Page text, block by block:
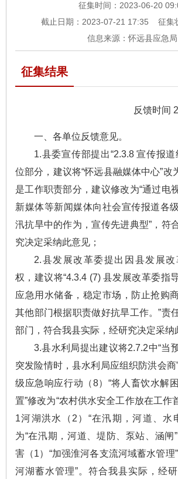
征集时间： 2023-06-20
截止日期： 2023-07-21 17:35 征集
信息来源：怀远县应急局
征集结果
反馈时间
一、各单位反馈意见。
1.县委宣传部提出“2.3.8 宣传报
位部分，建议将“怀远县融媒体中心”改
是工作职责部分，建议修改为“通过电
新媒体等新闻媒体向社会宣传报道各
汛抗旱中的作为，宣传先进典型”，符
究决定采纳此意见；
2.县发展改革委提出因县发展
权，建议将“4.3.4 (7) 县发展改革委指
应急用水储备，稳定市场，防止抢购
其他部门根据职责做好抗旱工作。”责
部门，符合我县实际，经研究决定采纳
3.县水利局提出建议将2.7.2中“当
突发险情时，县水利局应组织防洪会商
级应急响应行动（8）“将人畜饮水解
置”修改为“农村供水安全工作放在工作
1河湖洪水（2）“在汛期，河道、水
为“在汛期，河道、堤防、泵站、涵闸
害（1）“加强淮河各支流河域蓄水管理
河湖蓄水管理”。符合我县实际，经